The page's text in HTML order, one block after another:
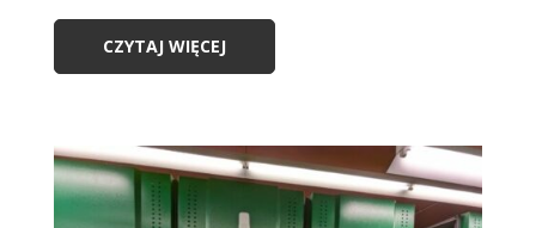
CZYTAJ WIĘCEJ